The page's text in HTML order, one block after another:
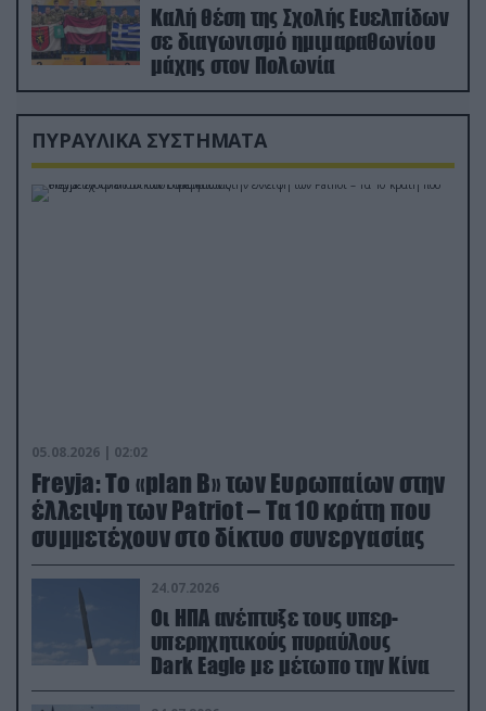
Καλή θέση της Σχολής Ευελπίδων
σε διαγωνισμό ημιμαραθωνίου
μάχης στον Πολωνία
ΠΥΡΑΥΛΙΚΑ ΣΥΣΤΗΜΑΤΑ
05.08.2026 | 02:02
Freyja: Το «plan Β» των Ευρωπαίων στην
έλλειψη των Patriot – Τα 10 κράτη που
συμμετέχουν στο δίκτυο συνεργασίας
24.07.2026
Οι ΗΠΑ ανέπτυξε τους υπερ-
υπερηχητικούς πυραύλους
Dark Eagle με μέτωπο την Κίνα